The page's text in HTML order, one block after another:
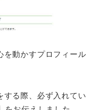
を動かすプロフィール
する際、必ず入れてい